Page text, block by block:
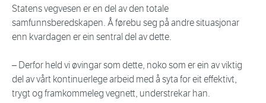
Statens vegvesen er en del av den totale
samfunnsberedskapen. Å førebu seg på andre situasjonar
enn kvardagen er ein sentral del av dette.
– Derfor held vi øvingar som dette, noko som er ein av viktig
del av vårt kontinuerlege arbeid med å syta for eit effektivt,
trygt og framkommeleg vegnett, understrekar han.